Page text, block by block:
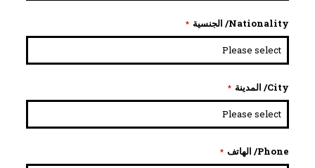
Nationality/ الجنسية *
City/ المدينة *
Phone/ الهاتف *